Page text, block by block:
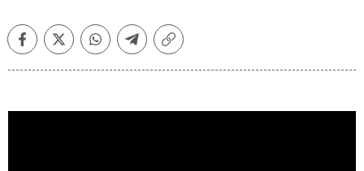
FacebookTwitterWhatsappTelegramCopiar